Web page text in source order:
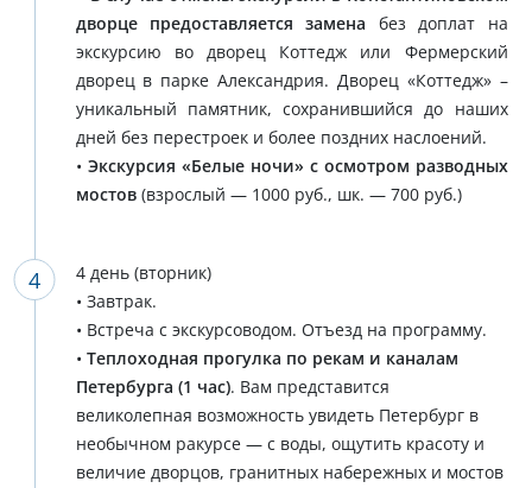
дворце предоставляется замена без доплат на
экскурсию во дворец Коттедж или Фермерский
дворец в парке Александрия. Дворец «Коттедж» –
уникальный памятник, сохранившийся до наших
дней без перестроек и более поздних наслоений.
• Экскурсия «Белые ночи» с осмотром разводных
мостов(взрослый — 1000 руб., шк. — 700 руб.)
4 день (вторник)
• Завтрак.
• Встреча с экскурсоводом. Отъезд на программу.
• Теплоходная прогулка по рекам и каналам
Петербурга (1 час). Вам представится
великолепная возможность увидеть Петербург в
необычном ракурсе — с воды, ощутить красоту и
величие дворцов, гранитных набережных и мостов